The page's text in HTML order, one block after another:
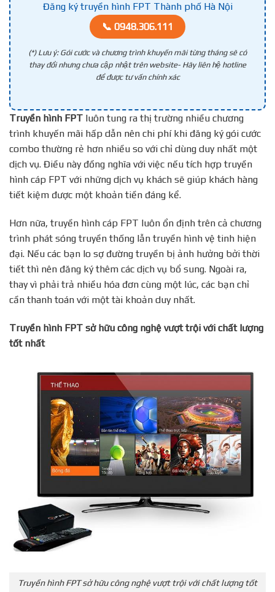
Đăng ký truyền hình FPT Thành phố Hà Nội
📞 0948.306.111
(*) Lưu ý: Gói cước và chương trình khuyến mãi từng tháng sẽ có
thay đổi nhưng chưa cập nhật trên website- Hãy liên hệ hotline
để được tư vấn chính xác
Truyền hình FPT luôn tung ra thị trường nhiều chương
trình khuyến mãi hấp dẫn nên chi phí khi đăng ký gói cước
combo thường rẻ hơn nhiều so với chỉ dùng duy nhất một
dịch vụ. Điều này đồng nghĩa với việc nếu tích hợp truyền
hình cáp FPT với những dịch vụ khách sẽ giúp khách hàng
tiết kiệm được một khoản tiền đáng kể.
Hơn nữa, truyền hình cáp FPT luôn ổn định trên cả chương
trình phát sóng truyền thống lẫn truyền hình vệ tinh hiện
đại. Nếu các bạn lo sợ đường truyền bị ảnh hưởng bởi thời
tiết thì nên đăng ký thêm các dịch vụ bổ sung. Ngoài ra,
thay vì phải trả nhiều hóa đơn cùng một lúc, các bạn chỉ
cần thanh toán với một tài khoản duy nhất.
Truyền hình FPT sở hữu công nghệ vượt trội với chất lượng
tốt nhất
Truyền hình FPT sở hữu công nghệ vượt trội với chất lượng tốt